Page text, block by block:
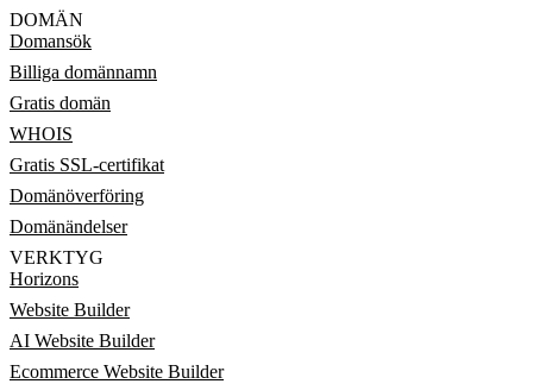
DOMÄN
Domansök
Billiga domännamn
Gratis domän
WHOIS
Gratis SSL-certifikat
Domänöverföring
Domänändelser
VERKTYG
Horizons
Website Builder
AI Website Builder
Ecommerce Website Builder